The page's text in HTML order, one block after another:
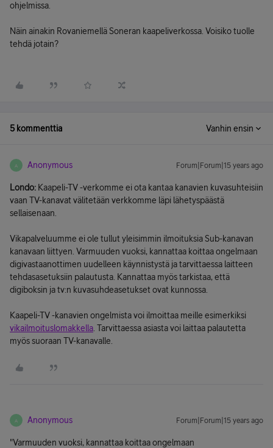
ohjelmissa.
Näin ainakin Rovaniemellä Soneran kaapeliverkossa. Voisiko tuolle
tehdä jotain?
5 kommenttia Vanhin ensin
A Anonymous Forum|Forum|15 years ago
Londo: Kaapeli-TV -verkomme ei ota kantaa kanavien kuvasuhteisiin
vaan TV-kanavat välitetään verkkomme läpi lähetyspäästä
sellaisenaan.
Vikapalveluumme ei ole tullut yleisimmin ilmoituksia Sub-kanavan
kanavaan liittyen. Varmuuden vuoksi, kannattaa koittaa ongelmaan
digivastaanottimen uudelleen käynnistystä ja tarvittaessa laitteen
tehdasasetuksiin palautusta. Kannattaa myös tarkistaa, että
digiboksin ja tv:n kuvasuhdeasetukset ovat kunnossa.
Kaapeli-TV -kanavien ongelmista voi ilmoittaa meille esimerkiksi
vikailmoituslomakkella . Tarvittaessa asiasta voi laittaa palautetta
myös suoraan TV-kanavalle.
A Anonymous Forum|Forum|15 years ago
"Varmuuden vuoksi, kannattaa koittaa ongelmaan